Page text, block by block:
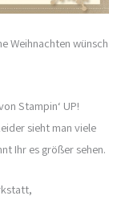
Weihnachten wünsch
Stampin‘ UP!
sieht man viele
Ihr es größer sehen.